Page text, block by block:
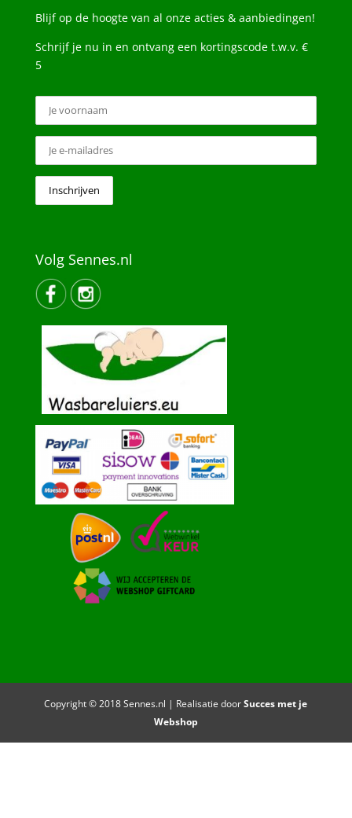
Blijf op de hoogte van al onze acties & aanbiedingen!
Schrijf je nu in en ontvang een kortingscode t.w.v. €
5
Volg Sennes.nl
Copyright © 2018 Sennes.nl | Realisatie doorSucces met je
Webshop